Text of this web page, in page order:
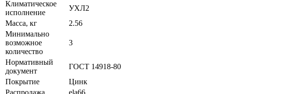
Климатическое
исполнение
УХЛ2
Масса, кг
2.56
Минимально
возможное
количество
3
Нормативный
документ
ГОСТ 14918-80
Покрытие
Цинк
Распродажа
ela66